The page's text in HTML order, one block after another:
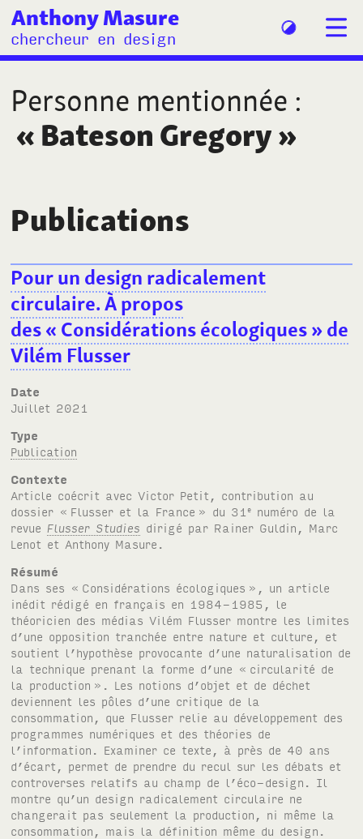
Anthony Masure
chercheur en design
Personne mentionnée :
« Bateson Gregory»
Publications
Pour un design radicalement
circulaire. À propos
des « Considérations écologiques» de
Vilém Flusser
Date
juillet 2021
Type
Publication
Contexte
Article coécrit avec Victor Petit, contribution au
dossier « Flusser et la France » du 31 e
numéro de la
revue Flusser Studies dirigé par Rainer Guldin, Marc
Lenot et Anthony Masure.
Résumé
Dans ses « Considérations écologiques », un article
inédit rédigé en français en 1984-1985, le
théoricien des médias Vilém Flusser montre les limites
d’une opposition tranchée entre nature et culture, et
soutient l’hypothèse provocante d’une naturalisation de
la technique prenant la forme d’une « circularité de
la production ». Les notions d’objet et de déchet
deviennent les pôles d’une critique de la
consommation, que Flusser relie au développement des
programmes numériques et des théories de
l’information. Examiner ce texte, à près de 40 ans
d’écart, permet de prendre du recul sur les débats et
controverses relatifs au champ de l’éco-design. Il
montre qu’un design radicalement circulaire ne
changerait pas seulement la production, ni même la
consommation, mais la définition même du design.